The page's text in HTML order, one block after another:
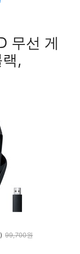
무선 게
,
99,700원